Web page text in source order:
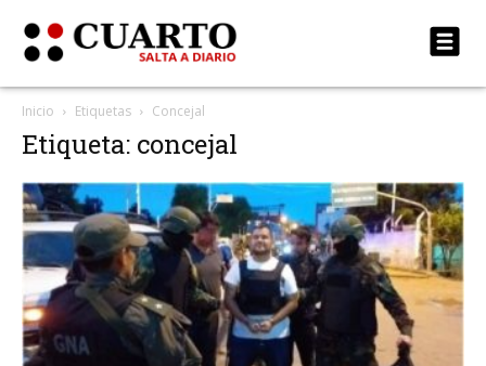
Inicio Etiquetas Concejal
Etiqueta: concejal